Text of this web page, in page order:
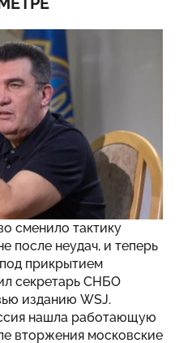
сменило тактику
после неудач, и теперь
прикрытием
секретарь СНБО
изданию WSJ.
нашла работающую
вторжения московские